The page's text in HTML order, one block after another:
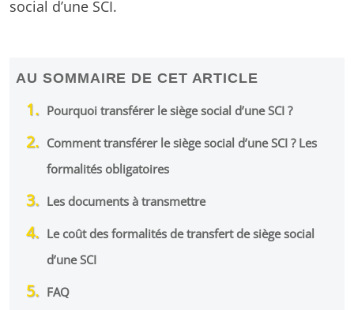
social d’une SCI.
AU SOMMAIRE DE CET ARTICLE
Pourquoi transférer le siège social d’une SCI ?
Comment transférer le siège social d’une SCI ? Les
formalités obligatoires
Les documents à transmettre
Le coût des formalités de transfert de siège social
d’une SCI
FAQ